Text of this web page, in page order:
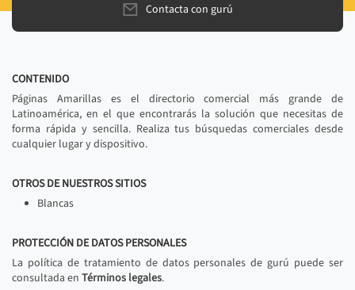
Contacta con gurú
CONTENIDO
Páginas Amarillas es el directorio comercial más grande de
Latinoamérica, en el que encontrarás la solución que necesitas de
forma rápida y sencilla. Realiza tus búsquedas comerciales desde
cualquier lugar y dispositivo.
OTROS DE NUESTROS SITIOS
Blancas
PROTECCIÓN DE DATOS PERSONALES
La política de tratamiento de datos personales de gurú puede ser
consultada en Términos legales.